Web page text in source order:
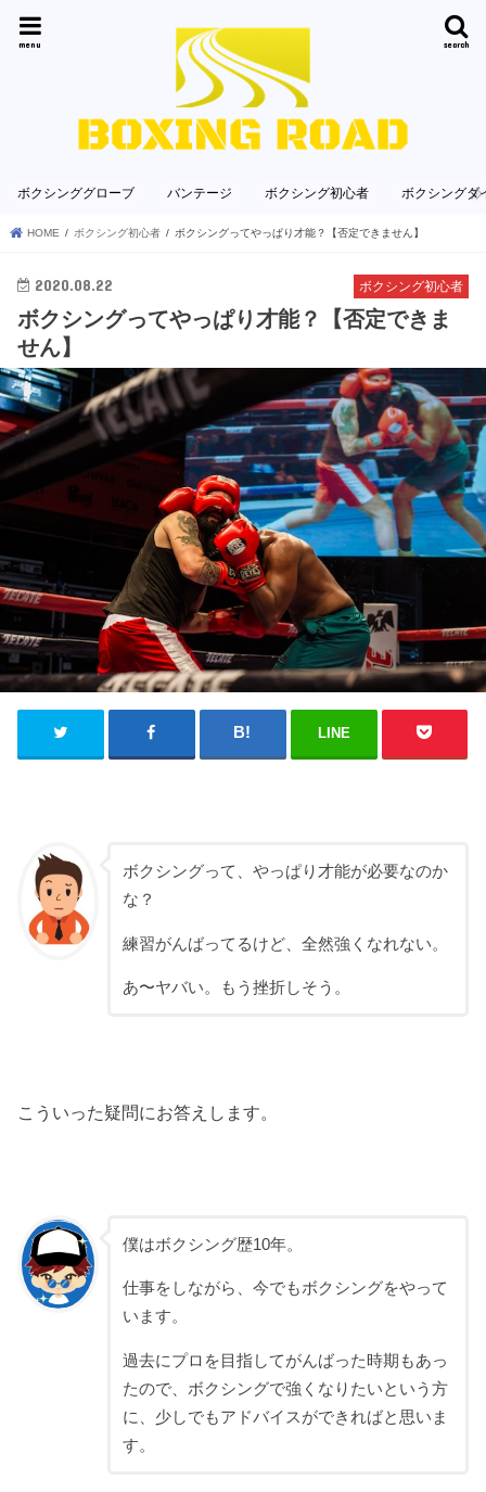
search
menu
ボクシンググローブ バンテージ ボクシング初心者 ボクシングダ
HOME ボクシング初心者 ボクシングってやっぱり才能？【否定できません】
ボクシング初心者
2020.08.22
ボクシングってやっぱり才能？【否定できま
せん】
LINE
ボクシングって、やっぱり才能が必要なのか
な？
練習がんばってるけど、全然強くなれない。
あ〜ヤバい。もう挫折しそう。
こういった疑問にお答えします。
僕はボクシング歴10年。
仕事をしながら、今でもボクシングをやって
います。
過去にプロを目指してがんばった時期もあっ
たので、ボクシングで強くなりたいという方
に、少しでもアドバイスができればと思いま
す。